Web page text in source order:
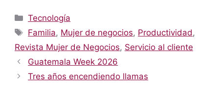
Categorías
Tecnología
Etiquetas
Familia, Mujer de negocios, Productividad,
Revista Mujer de Negocios, Servicio al cliente
Guatemala Week 2026
Tres años encendiendo llamas